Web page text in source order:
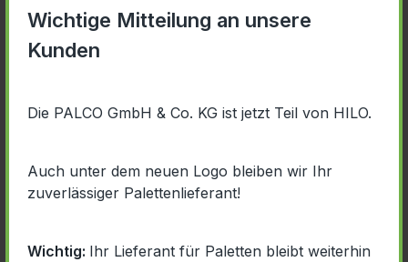
Wichtige Mitteilung an unsere
Kunden
Die PALCO GmbH & Co. KG ist jetzt Teil von HILO.
Auch unter dem neuen Logo bleiben wir Ihr
zuverlässiger Palettenlieferant!
Wichtig: Ihr Lieferant für Paletten bleibt weiterhin
EPAL INFOFLYER
EPAL PROSPEKT
EPAL QUALITÄTSGUIDE